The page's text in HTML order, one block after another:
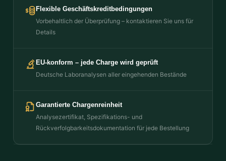
Flexible Geschäftskreditbedingungen
Vorbehaltlich der Überprüfung – kontaktieren Sie uns für
Details
EU-konform – jede Charge wird geprüft
Deutsche Laboranalysen aller eingehenden Bestände
Garantierte Chargenreinheit
Analysezertifikat, Spezifikations- und
Rückverfolgbarkeitsdokumentation für jede Bestellung